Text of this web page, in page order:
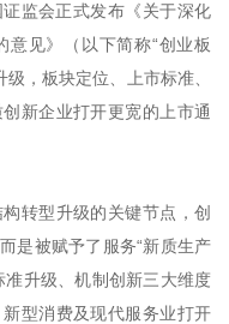
监会正式发布《关于深化
见》（以下简称“创业板
，板块定位、上市标准、
新企业打开更宽的上市通
转型升级的关键节点，创
是被赋予了服务“新质生产
准升级、机制创新三大维度
型消费及现代服务业打开